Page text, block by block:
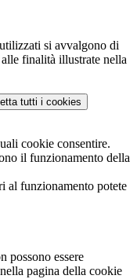
si avvalgono di
finalità illustrate nella
tutti i cookies
cookie consentire.
il funzionamento della
al funzionamento potete
possono essere
pagina della cookie